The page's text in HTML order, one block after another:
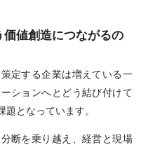
値創造につながるの
定する企業は増えている一
ションへとどう結び付けて
となっています。
断を乗り越え、経営と現場